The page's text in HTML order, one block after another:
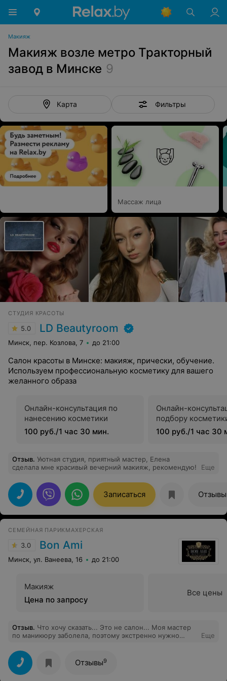
Макияж
Макияж возле метро Тракторный
завод в Минске 9
Карта Фильтры
Массаж лица
СТУДИЯ КРАСОТЫ
5.0 LD Beautyroom
Минск, пер. Козлова, 7 до 21:00
Салон красоты в Минске: макияж, прически, обучение.
Используем профессиональную косметику для вашего
желанного образа
Онлайн-консультация по
нанесению косметики
100 руб./1 час 30 мин.
Онлайн-
подбору
100 руб./1 час 30
Отзыв. Уютная студия, приятный мастер, Елена
сделала мне красивый вечерний макияж, рекомендую!
Еще
Записаться Отзывы
СЕМЕЙНАЯ ПАРИКМАХЕРСКАЯ
3.0 Bon Ami
Минск, ул. Ванеева, 16 до 21:00
Макияж
Цена по запросу
Все цены
Отзыв. Что хочу сказать... Это не салон... Моя мастер
по маникюру заболела, поэтому экстренно нужно
покрытие. Решила, что там можно сделать не так...
Рассказываю - это были 2,5 часа ада какого-то,
практически постоянно было больно. Покрытие
снимала - жутко пекло, с чем я никогда не
Еще
Отзывы9